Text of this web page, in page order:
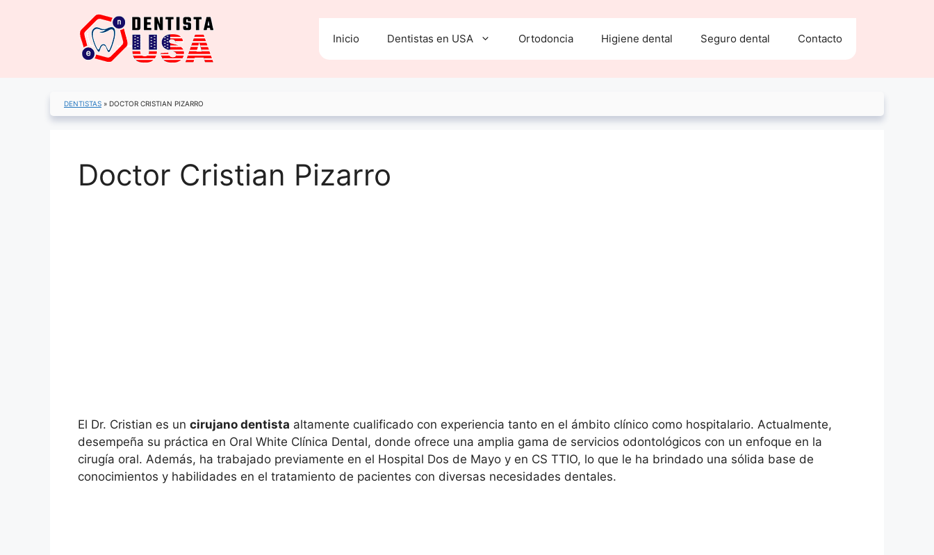
Inicio Dentistas en USA Ortodoncia Higiene dental Seguro dental Contacto
DENTISTAS » DOCTOR CRISTIAN PIZARRO
Doctor Cristian Pizarro
El Dr. Cristian es un cirujano dentista altamente cualificado con experiencia tanto en el ámbito clínico como hospitalario. Actualmente,
desempeña su práctica en Oral White Clínica Dental, donde ofrece una amplia gama de servicios odontológicos con un enfoque en la
cirugía oral. Además, ha trabajado previamente en el Hospital Dos de Mayo y en CS TTIO, lo que le ha brindado una sólida base de
conocimientos y habilidades en el tratamiento de pacientes con diversas necesidades dentales.